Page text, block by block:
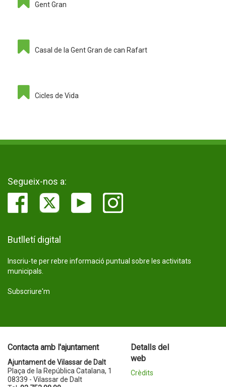
Gent Gran
Casal de la Gent Gran de can Rafart
Cicles de Vida
Segueix-nos a:
Butlletí digital
Inscriu-te per rebre informació puntual sobre les activitats
municipals.
Subscriure'm
Contacta amb l'ajuntament
Ajuntament de Vilassar de Dalt
Plaça de la República Catalana, 1
08339 - Vilassar de Dalt
Detalls del
web
Crèdits